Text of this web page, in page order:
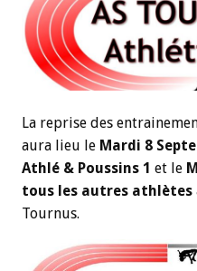
La reprise des
aura lieu le Mardi 8
Athlé & Poussins 1 et le
tous les autres athlètes
Tournus.